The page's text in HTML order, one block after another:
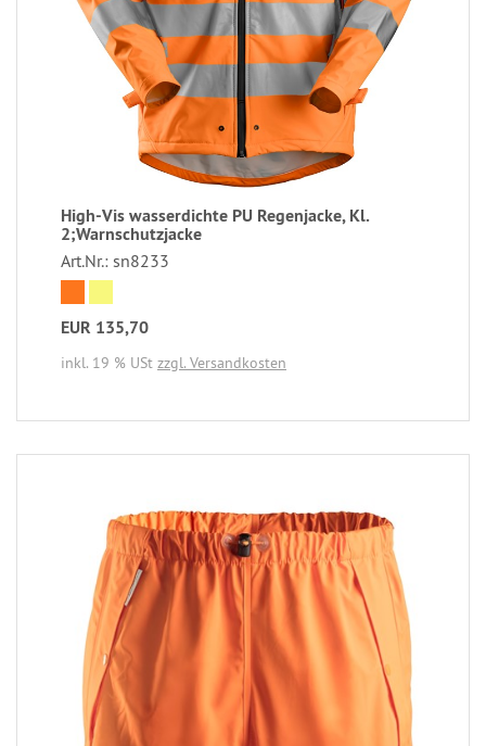
High-Vis wasserdichte PU Regenjacke, Kl.
2;Warnschutzjacke
Art.Nr.: sn8233
EUR 135,70
inkl. 19 % USt zzgl. Versandkosten